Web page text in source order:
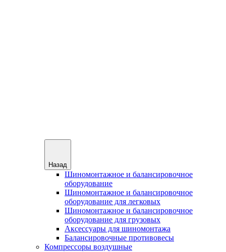
Назад
Шиномонтажное и балансировочное
оборудование
Шиномонтажное и балансировочное
оборудование для легковых
Шиномонтажное и балансировочное
оборудование для грузовых
Аксессуары для шиномонтажа
Балансировочные противовесы
Компрессоры воздушные